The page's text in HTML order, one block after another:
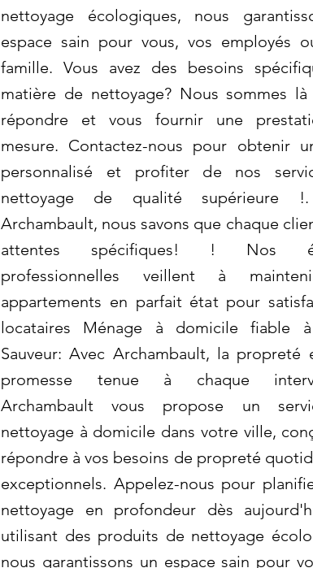
nettoyage écologiques, nous
espace sain pour vous, vos employés
famille. Vous avez des besoins
matière de nettoyage? Nous sommes
répondre et vous fournir une
mesure. Contactez-nous pour obtenir
personnalisé et profiter de nos
nettoyage de qualité supérieure
Archambault, nous savons que chaque
attentes spécifiques! ! Nos
professionnelles veillent à
appartements en parfait état pour
locataires Ménage à domicile fiable
Sauveur: Avec Archambault, la propreté
promesse tenue à chaque
Archambault vous propose un
nettoyage à domicile dans votre ville,
répondre à vos besoins de propreté
exceptionnels. Appelez-nous pour
nettoyage en profondeur dès
utilisant des produits de nettoyage
nous garantissons un espace sain pour